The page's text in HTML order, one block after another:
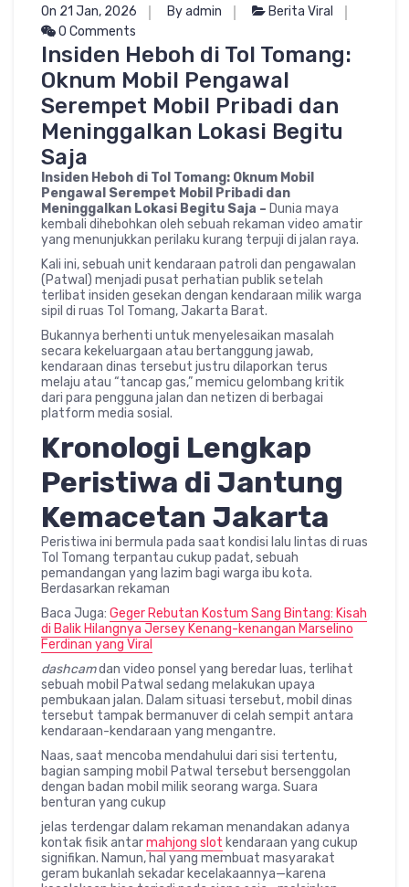
On 21 Jan, 2026 By admin
Berita Viral
0 Comments
Insiden Heboh di Tol Tomang:
Oknum Mobil Pengawal
Serempet Mobil Pribadi dan
Meninggalkan Lokasi Begitu
Saja
Insiden Heboh di Tol Tomang: Oknum Mobil
Pengawal Serempet Mobil Pribadi dan
Meninggalkan Lokasi Begitu Saja – Dunia maya
kembali dihebohkan oleh sebuah rekaman video amatir
yang menunjukkan perilaku kurang terpuji di jalan raya.
Kali ini, sebuah unit kendaraan patroli dan pengawalan
(Patwal) menjadi pusat perhatian publik setelah
terlibat insiden gesekan dengan kendaraan milik warga
sipil di ruas Tol Tomang, Jakarta Barat.
Bukannya berhenti untuk menyelesaikan masalah
secara kekeluargaan atau bertanggung jawab,
kendaraan dinas tersebut justru dilaporkan terus
melaju atau “tancap gas,” memicu gelombang kritik
dari para pengguna jalan dan netizen di berbagai
platform media sosial.
Kronologi Lengkap
Peristiwa di Jantung
Kemacetan Jakarta
Peristiwa ini bermula pada saat kondisi lalu lintas di ruas
Tol Tomang terpantau cukup padat, sebuah
pemandangan yang lazim bagi warga ibu kota.
Berdasarkan rekaman
Baca Juga: Geger Rebutan Kostum Sang Bintang: Kisah
di Balik Hilangnya Jersey Kenang-kenangan Marselino
Ferdinan yang Viral
dashcamdan video ponsel yang beredar luas, terlihat
sebuah mobil Patwal sedang melakukan upaya
pembukaan jalan. Dalam situasi tersebut, mobil dinas
tersebut tampak bermanuver di celah sempit antara
kendaraan-kendaraan yang mengantre.
Naas, saat mencoba mendahului dari sisi tertentu,
bagian samping mobil Patwal tersebut bersenggolan
dengan badan mobil milik seorang warga. Suara
benturan yang cukup
jelas terdengar dalam rekaman menandakan adanya
kontak fisik antarmahjong slot kendaraan yang cukup
signifikan. Namun, hal yang membuat masyarakat
geram bukanlah sekadar kecelakaannya—karena